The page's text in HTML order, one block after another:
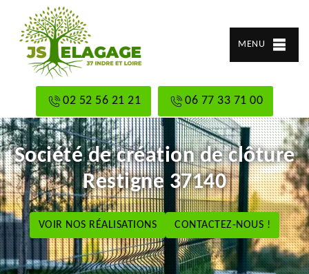
MENU
02 52 56 21 21 06 77 33 71 00
Société de création de clôture
Restigne 37140
VOIR NOS RÉALISATIONS CONTACTEZ-NOUS !